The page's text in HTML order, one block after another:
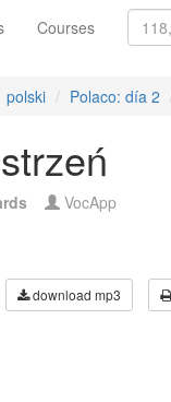
Courses
polski Polaco: día 2
VocApp
download mp3